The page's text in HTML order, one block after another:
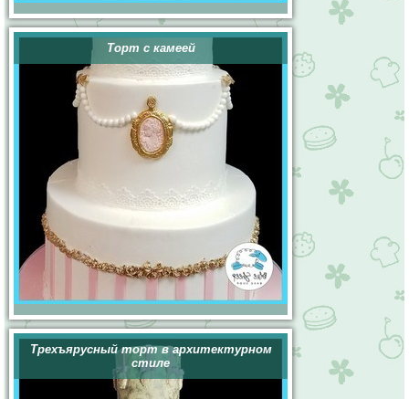
Торт с камеей
Трехъярусный торт в архитектурном
стиле